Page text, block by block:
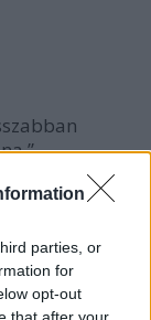
parties, or
for
opt-out
meg